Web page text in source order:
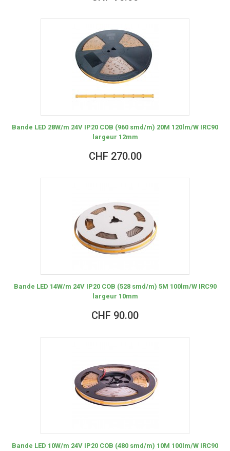
Bande LED 28W/m 24V IP20 COB (960 smd/m) 20M 120lm/W IRC90
largeur 12mm
CHF 270.00
Bande LED 14W/m 24V IP20 COB (528 smd/m) 5M 100lm/W IRC90
largeur 10mm
CHF 90.00
Bande LED 10W/m 24V IP20 COB (480 smd/m) 10M 100lm/W IRC90